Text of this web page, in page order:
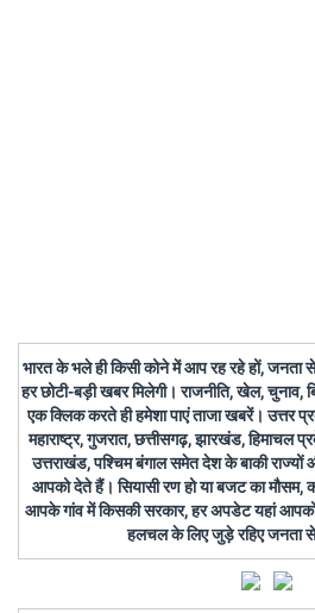
भारत के भले ही किसी कोने में आप रह रहे हों, जनता
हर छोटी-बड़ी खबर मिलेगी। राजनीति, खेल, चुनाव,
एक क्लिक करते ही हमेशा पाएं ताजा खबरें। उत्तर
महाराष्ट्र, गुजरात, छत्तीसगढ़, झारखंड, हिमाचल
उत्तराखंड, पश्चिम बंगाल समेत देश के बाकी राज्यों
आपको देते हैं। सियासी रण हो या बजट का मौसम,
आपके गांव में किसकी सरकार, हर अपडेट यहां
हलचल के लिए जुड़े रहिए जनता से